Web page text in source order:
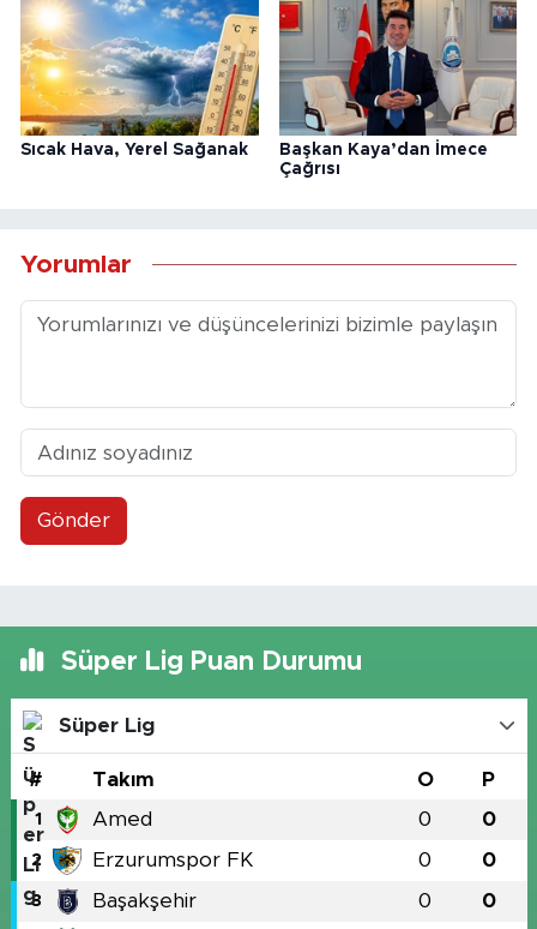
Sıcak Hava, Yerel Sağanak
Başkan Kaya’dan İmece
Çağrısı
Yorumlar
Gönder
Süper Lig Puan Durumu
Süper Lig
# Takım O P
1 Amed 0 0
2 Erzurumspor FK 0 0
3 Başakşehir 0 0